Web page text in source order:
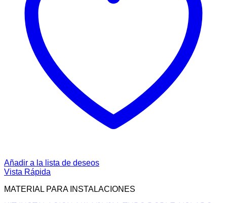
Añadir a la lista de deseos
Vista Rápida
MATERIAL PARA INSTALACIONES